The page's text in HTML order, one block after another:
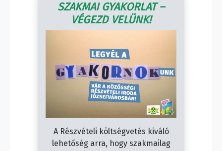
SZAKMAI GYAKORLAT –
VÉGEZD VELÜNK!
A Részvételi költségvetés kiváló
lehetőség arra, hogy szakmailag